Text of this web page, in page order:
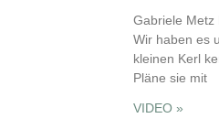
Gabriele Metz
Wir haben es
kleinen Kerl
Pläne sie mit
VIDEO »